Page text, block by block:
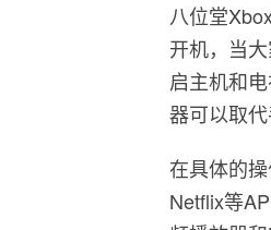
八位堂
开机，当
启主机和
器可以取
在具体的
Netflix等